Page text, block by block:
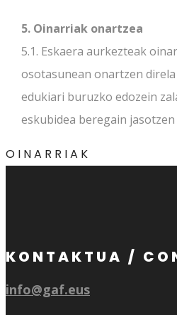
5. Oinarriak onartzea
5.1. Eskaera aurkezteak
osotasunean onartzen
edukiari buruzko edozein
eskubidea beregain jasotzen
OINARRIAK
KONTAKTUA /
info@gaf.eus